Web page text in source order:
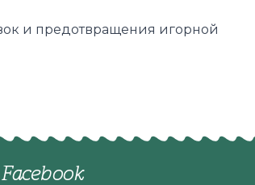
и предотвращения игорной